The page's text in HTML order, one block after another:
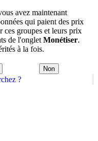
?
avez maintenant
qui paient des prix
ces groupes et leurs prix
de l'onglet Monétiser.
à la fois.
Non